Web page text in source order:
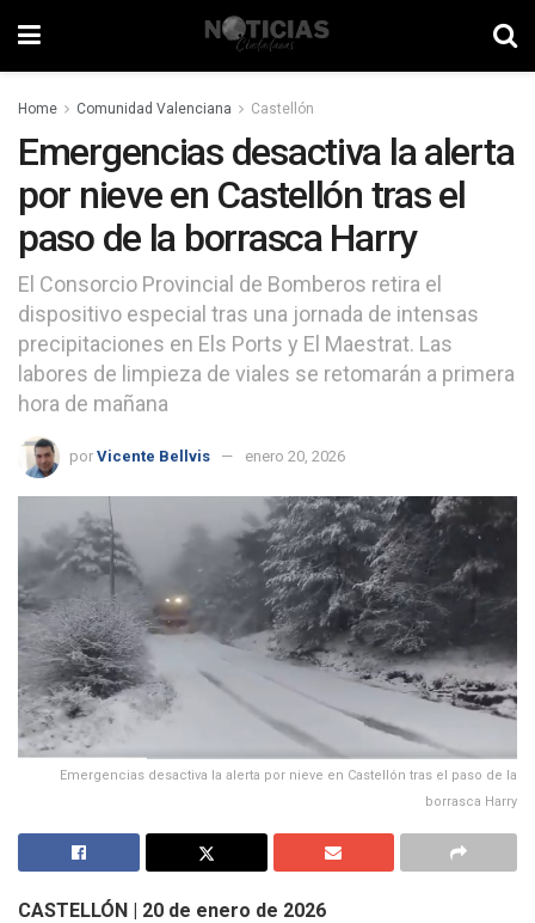
Home Comunidad Valenciana Castellón
Emergencias desactiva la alerta
por nieve en Castellón tras el
paso de la borrasca Harry
El Consorcio Provincial de Bomberos retira el
dispositivo especial tras una jornada de intensas
precipitaciones en Els Ports y El Maestrat. Las
labores de limpieza de viales se retomarán a primera
hora de mañana
por Vicente Bellvis enero 20, 2026
Emergencias desactiva la alerta por nieve en Castellón tras el paso de la
borrasca Harry
CASTELLÓN | 20 de enero de 2026